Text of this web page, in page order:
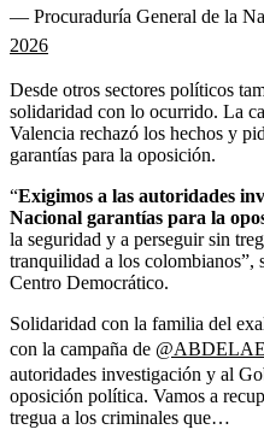
— Procuraduría General de la
2026
Desde otros sectores políticos
solidaridad con lo ocurrido. La
Valencia rechazó los hechos y
garantías para la oposición.
“Exigimos a las autoridades
Nacional garantías para la
la seguridad y a perseguir sin
tranquilidad a los colombianos”,
Centro Democrático.
Solidaridad con la familia del
con la campaña de
autoridades investigación y al
oposición política. Vamos a
tregua a los criminales que…